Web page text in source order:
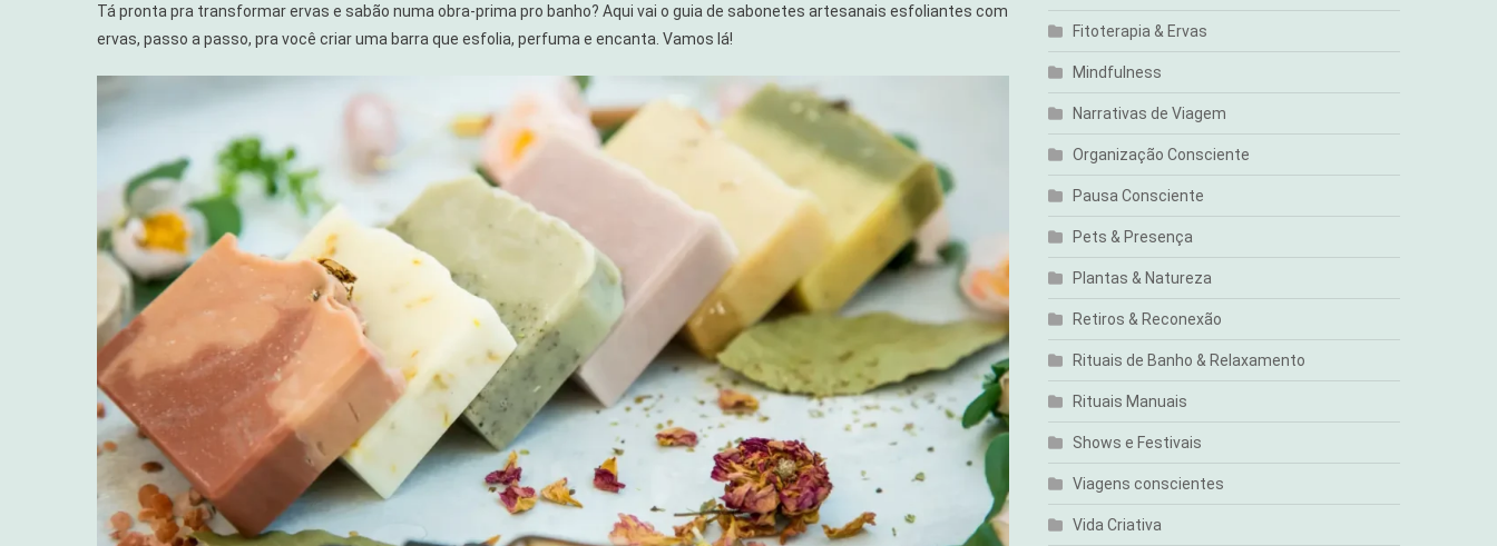
Tá pronta pra transformar ervas e sabão numa obra-prima pro banho? Aqui vai o guia de sabonetes artesanais esfoliantes com
ervas, passo a passo, pra você criar uma barra que esfolia, perfuma e encanta. Vamos lá!
Fitoterapia & Ervas
Mindfulness
Narrativas de Viagem
Organização Consciente
Pausa Consciente
Pets & Presença
Plantas & Natureza
Retiros & Reconexão
Rituais de Banho & Relaxamento
Rituais Manuais
Shows e Festivais
Viagens conscientes
Vida Criativa